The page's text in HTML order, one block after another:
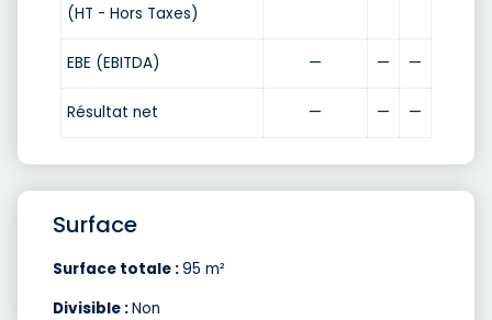
(HT - Hors Taxes)
EBE (EBITDA) — — —
Résultat net — — —
Surface
Surface totale :95 m²
Divisible :Non